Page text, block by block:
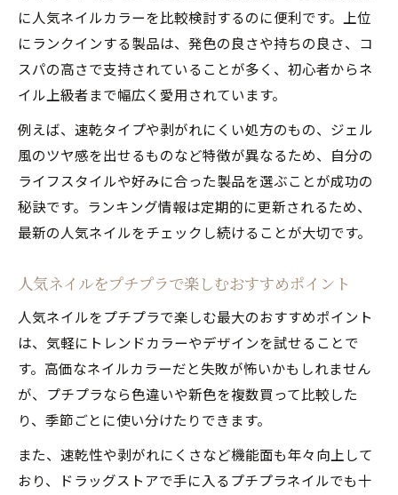
ラ術
プチプラネイルで人気ネイルをキープする
方法
事情
季節ごとに楽しむおすすめ人気ネイルカラー
季節感を楽しむ人気ネイルのプチプラカラ
色特集
トレンドを押さえた人気ネイル季節別プチ
プラ術
SNSで映える人気ネイルの季節別プチプラ
に人気ネイルカラーを比較検討するのに便利です。上位
にランクインする製品は、発色の良さや持ちの良さ、コ
スパの高さで支持されていることが多く、初心者からネ
イル上級者まで幅広く愛用されています。
例えば、速乾タイプや剥がれにくい処方のもの、ジェル
風のツヤ感を出せるものなど特徴が異なるため、自分の
ライフスタイルや好みに合った製品を選ぶことが成功の
秘訣です。ランキング情報は定期的に更新されるため、
最新の人気ネイルをチェックし続けることが大切です。
人気ネイルをプチプラで楽しむおすすめポイント
人気ネイルをプチプラで楽しむ最大のおすすめポイント
は、気軽にトレンドカラーやデザインを試せることで
す。高価なネイルカラーだと失敗が怖いかもしれません
が、プチプラなら色違いや新色を複数買って比較した
り、季節ごとに使い分けたりできます。
また、速乾性や剥がれにくさなど機能面も年々向上して
おり、ドラッグストアで手に入るプチプラネイルでも十